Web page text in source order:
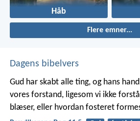
Håb
Flere emner...
Dagens bibelvers
Gud har skabt alle ting, og hans
vores forstand, ligesom vi ikke
blæser, eller hvordan fosteret